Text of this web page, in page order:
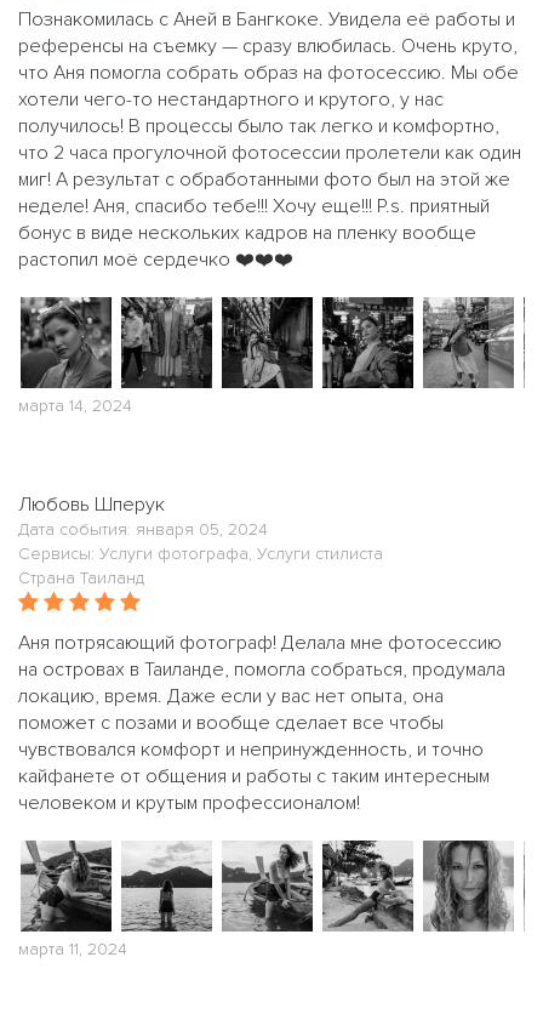
Познакомилась с Аней в Бангкоке. Увидела её работы и
референсы на съемку — сразу влюбилась. Очень круто,
что Аня помогла собрать образ на фотосессию. Мы обе
хотели чего-то нестандартного и крутого, у нас
получилось! В процессы было так легко и комфортно,
что 2 часа прогулочной фотосессии пролетели как один
миг! А результат с обработанными фото был на этой же
неделе! Аня, спасибо тебе!!! Хочу еще!!! P.s. приятный
бонус в виде нескольких кадров на пленку вообще
растопил моё сердечко ❤️❤️❤️
марта 14, 2024
Любовь Шперук
Дата события: января 05, 2024
Сервисы: Услуги фотографа, Услуги стилиста
Страна Таиланд
Аня потрясающий фотограф! Делала мне фотосессию
на островах в Таиланде, помогла собраться, продумала
локацию, время. Даже если у вас нет опыта, она
поможет с позами и вообще сделает все чтобы
чувствовался комфорт и непринужденность, и точно
кайфанете от общения и работы с таким интересным
человеком и крутым профессионалом!
марта 11, 2024